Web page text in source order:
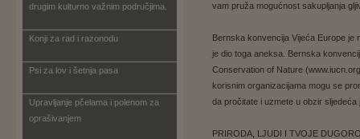
drugim kulturno važnim područjima.
Konji za rad i razonodu
Psi za lov i šetnja pasa
Upravljanje pčelama i polenom za
oprašivanjem
vam pruža mogućnost sakupljanja
Bernska konvencija Vijeća Europe je
je dio toga aneksa. Bernska
Conservation of Nature
korisnim organizacijama mogu se
da pročitate i uzmete u obzir
PRIRODA, LJUDI I TVOJE